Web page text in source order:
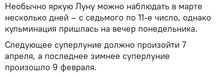
Необычно яркую Луну можно наблюдать в марте
несколько дней – с седьмого по 11-е число, однако
кульминация пришлась на вечер понедельника.
Следующее суперлуние должно произойти 7
апреля, а последнее зимнее суперлуние
произошло 9 февраля.